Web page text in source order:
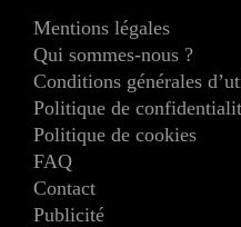
Mentions légales
Qui sommes-nous ?
Conditions générales
Politique de
Politique de cookies
FAQ
Contact
Publicité